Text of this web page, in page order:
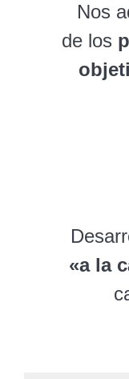
Nos
de los
«a la